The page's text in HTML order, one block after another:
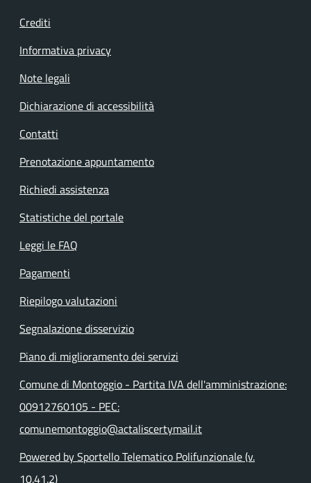
Crediti
Informativa privacy
Note legali
Dichiarazione di accessibilità
Contatti
Prenotazione appuntamento
Richiedi assistenza
Statistiche del portale
Leggi le FAQ
Pagamenti
Riepilogo valutazioni
Segnalazione disservizio
Piano di miglioramento dei servizi
Comune di Montoggio - Partita IVA dell'amministrazione:
00912760105 - PEC:
comunemontoggio@actaliscertymail.it
Powered by Sportello Telematico Polifunzionale (v.
10.41.2)